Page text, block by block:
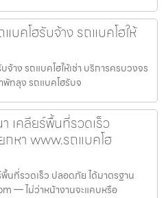
บคโฮรับจ้าง รถแบคโฮให้
จ้าง รถแบคโฮให้เช่า บริการครบวงจร
พัทลุง รถแบคโฮรับจ
เคลียร์พื้นที่รวดเร็ว
กหา www.รถแบคโฮ
ที่รวดเร็ว ปลอดภัย ได้มาตรฐาน
— ไม่ว่าหน้างานจะแคบหรือ